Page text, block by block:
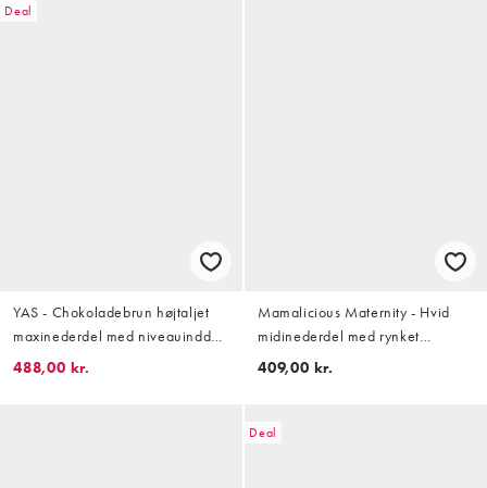
Deal
YAS - Chokoladebrun højtaljet
maxinederdel med niveauinddelt
design og flæser
488,00 kr.
Mamalicious Maternity - Hvid
midinederdel med rynket
taljebånd i boho-stil
409,00 kr.
Deal